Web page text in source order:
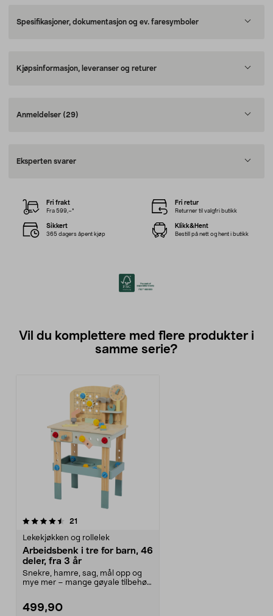
Spesifikasjoner, dokumentasjon og ev. faresymboler
Kjøpsinformasjon, leveranser og returer
Anmeldelser (29)
Eksperten svarer
Fri frakt
Fra 599,–*
Fri retur
Returner til valgfri butikk
Sikkert
365 dagers åpent kjøp
Klikk&Hent
Bestill på nett og hent i butikk
Vil du komplettere med flere produkter i
samme serie?
21
Lekekjøkken og rollelek
Arbeidsbenk i tre for barn, 46
deler, fra 3 år
Snekre, hamre, sag, mål opp og
mye mer – mange gøyale tilbehør
499,90